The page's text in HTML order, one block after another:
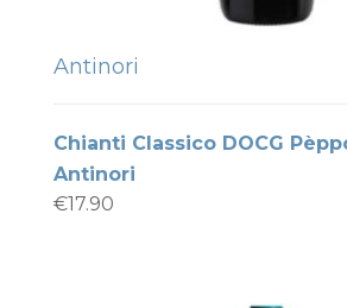
Antinori
Chianti Classico DOCG
Antinori
€17.90